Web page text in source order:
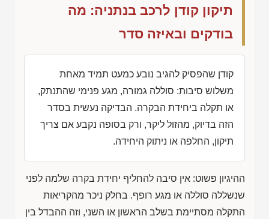
תיקון קודן לרכב בנתניה: מה
בודקים ובאיזה סדר
קודן שהפסיק להגיב נובע כמעט תמיד מאחת
משלוש סיבות: סוללה גמורה, מגע פנימי שהתנתק,
או תקלה ביחידת הבקרה. הבדיקה נעשית בסדר
הזה בדיוק, מהזול ליקר, ורק בסופה נקבע אם צריך
תיקון, החלפה או ניתוק היחידה.
ההיגיון פשוט: אין סיבה להחליף יחידת בקרה שלמה לפני
שנשללה סוללה או מגע רופף. בחלק ניכר מהקריאות
התקלה מסתיימת בשלב הראשון או השני, וזה ההבדל בין